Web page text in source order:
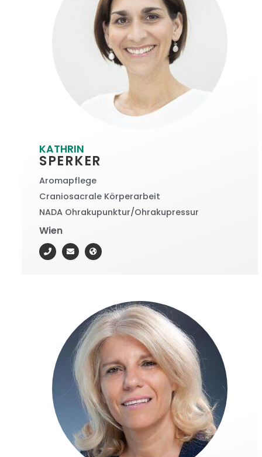
KATHRIN
SPERKER
Aromapflege
Craniosacrale Körperarbeit
NADA Ohrakupunktur/Ohrakupressur
Wien